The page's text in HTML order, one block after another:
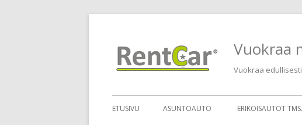
Vuokraa
Vuokraa
ETUSIVU ASUNTOAUTO ERIKOISAUTOT TMS.